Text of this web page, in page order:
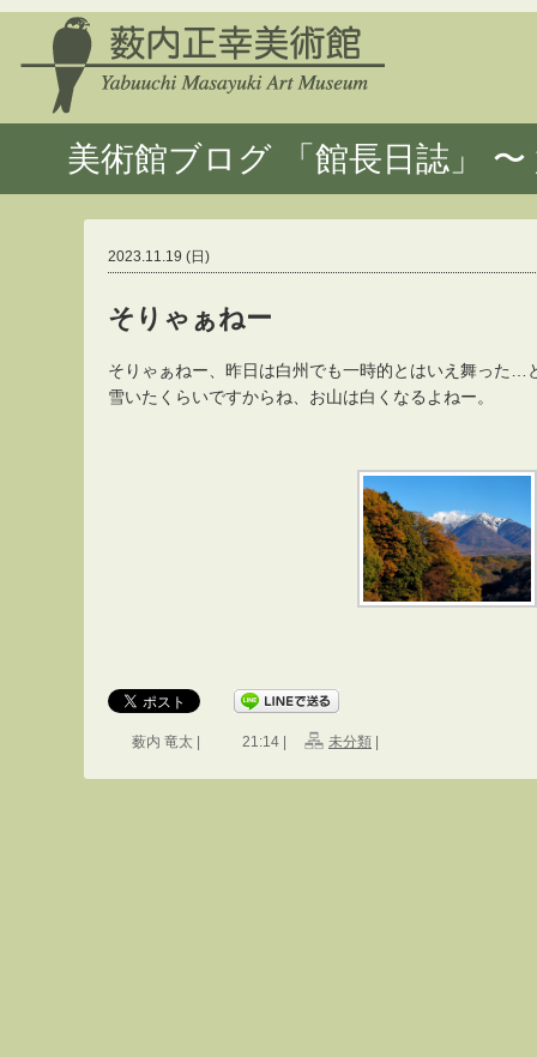
美術館ブログ 「館長日誌」
2023.11.19 (日)
そりゃぁねー
そりゃぁねー、昨日は白州でも一時的とはいえ舞った
雪いたくらいですからね、お山は白くなるよねー。
薮内 竜太 | 21:14 | 未分類